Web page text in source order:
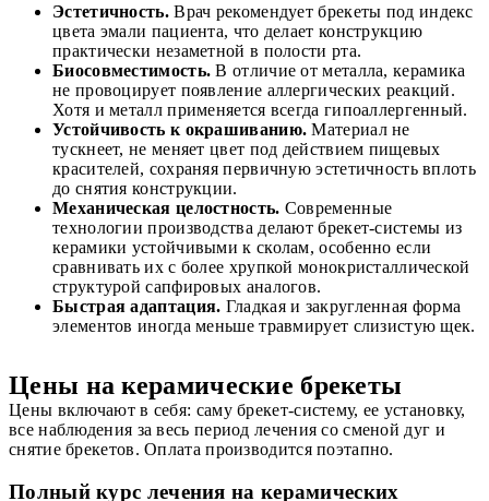
Эстетичность.Врач рекомендует брекеты под индекс
цвета эмали пациента, что делает конструкцию
практически незаметной в полости рта.
Биосовместимость. В отличие от металла, керамика
не провоцирует появление аллергических реакций.
Хотя и металл применяется всегда гипоаллергенный.
Устойчивость к окрашиванию. Материал не
тускнеет, не меняет цвет под действием пищевых
красителей, сохраняя первичную эстетичность вплоть
до снятия конструкции.
Механическая целостность. Современные
технологии производства делают брекет-системы из
керамики устойчивыми к сколам, особенно если
сравнивать их с более хрупкой монокристаллической
структурой сапфировых аналогов.
Быстрая адаптация. Гладкая и закругленная форма
элементов иногда меньше травмирует слизистую щек.
Цены на керамические брекеты
Цены включают в себя: саму брекет-систему, ее установку,
все наблюдения за весь период лечения со сменой дуг и
снятие брекетов. Оплата производится поэтапно.
Полный курс лечения на керамических